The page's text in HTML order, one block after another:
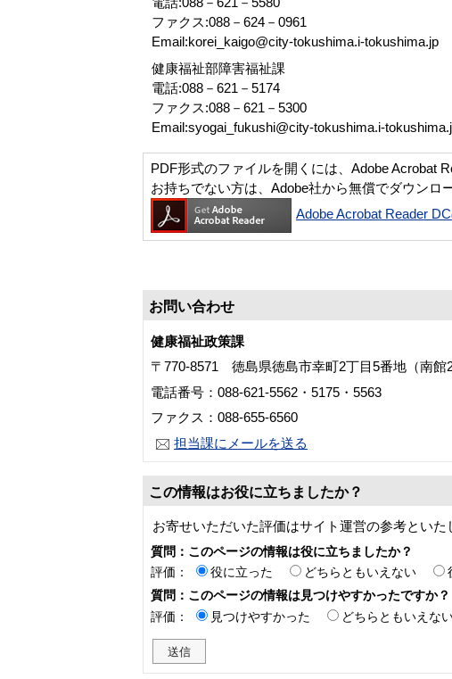
ファクス:088－624－0961
Email:korei_kaigo@city-tokushima.i-tokushima.jp
健康福祉部障害福祉課
電話:088－621－5174
ファクス:088－621－5300
Email:syogai_fukushi@city-tokushima.i-
PDF形式のファイルを開くには、Adobe Acrobat
お持ちでない方は、Adobe社から無償でダウンロ
Adobe Acrobat Reader
お問い合わせ
健康福祉政策課
〒770-8571 徳島県徳島市幸町2丁目5番地（南館2
電話番号：088-621-5562・5175・5563
ファクス：088-655-6560
担当課にメールを送る
この情報はお役に立ちましたか？
お寄せいただいた評価はサイト運営の参考といた
質問：このページの情報は役に立ちましたか？
評価：
役に立った どちらともいえない
質問：このページの情報は見つけやすかったですか？
評価：
見つけやすかった どちらともいえな